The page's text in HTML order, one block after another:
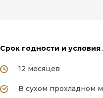
Срок годности и условия
12 месяцев
В сухом прохладном